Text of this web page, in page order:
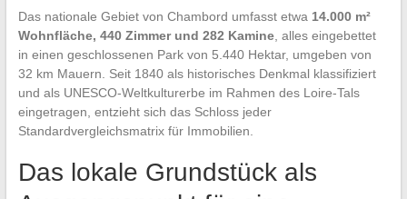
Das nationale Gebiet von Chambord umfasst etwa 14.000 m²
Wohnfläche, 440 Zimmer und 282 Kamine, alles eingebettet
in einen geschlossenen Park von 5.440 Hektar, umgeben von
32 km Mauern. Seit 1840 als historisches Denkmal klassifiziert
und als UNESCO-Weltkulturerbe im Rahmen des Loire-Tals
eingetragen, entzieht sich das Schloss jeder
Standardvergleichsmatrix für Immobilien.
Das lokale Grundstück als